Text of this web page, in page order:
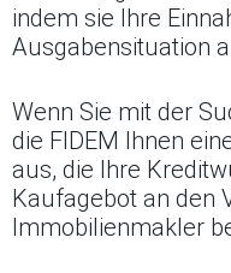
indem sie Ihre
Ausgabensituation
Wenn Sie mit der
die FIDEM Ihnen
aus, die Ihre
Kaufagebot an den
Immobilienmakler